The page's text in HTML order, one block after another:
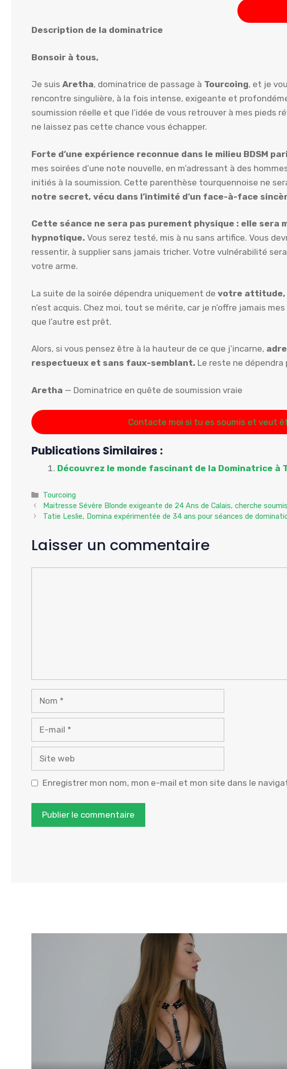
Description de la dominatrice
Bonsoir à tous,
Je suis Aretha, dominatrice de passage à Tourcoing, et je
rencontre singulière, à la fois intense, exigeante et
soumission réelle et que l’idée de vous retrouver à mes pieds
ne laissez pas cette chance vous échapper.
Forte d’une expérience reconnue dans le milieu BDSM
mes soirées d’une note nouvelle, en m’adressant à des
initiés à la soumission. Cette parenthèse tourquennoise ne
notre secret, vécu dans l’intimité d’un face-à-face
Cette séance ne sera pas purement physique : elle sera
hypnotique. Vous serez testé, mis à nu sans artifice. Vous
ressentir, à supplier sans jamais tricher. Votre vulnérabilité
votre arme.
La suite de la soirée dépendra uniquement de votre attitude,
n’est acquis. Chez moi, tout se mérite, car je n’offre jamais
que l’autre est prêt.
Alors, si vous pensez être à la hauteur de ce que j’incarne,
respectueux et sans faux-semblant. Le reste ne dépendra
Aretha — Dominatrice en quête de soumission vraie
Contacte moi si tu es soumis et veut
Publications Similaires :
Découvrez le monde fascinant de la Dominatrice à
Catégories
Tourcoing
Maitresse Sévère Blonde exigeante de 24 Ans de Calais, cherche
Tatie Leslie, Domina expérimentée de 34 ans pour séances de
Laisser un commentaire
Nom
mail
Site
web
Enregistrer mon nom, mon e-mail et mon site dans le